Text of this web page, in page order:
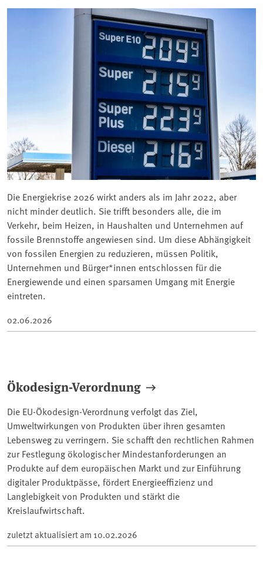
Die Energiekrise 2026 wirkt anders als im Jahr 2022, aber
nicht minder deutlich. Sie trifft besonders alle, die im
Verkehr, beim Heizen, in Haushalten und Unternehmen auf
fossile Brennstoffe angewiesen sind. Um diese Abhängigkeit
von fossilen Energien zu reduzieren, müssen Politik,
Unternehmen und Bürger*innen entschlossen für die
Energiewende und einen sparsamen Umgang mit Energie
eintreten.
02.06.2026
Ökodesign-Verordnung
Die EU-Ökodesign-Verordnung verfolgt das Ziel,
Umweltwirkungen von Produkten über ihren gesamten
Lebensweg zu verringern. Sie schafft den rechtlichen Rahmen
zur Festlegung ökologischer Mindestanforderungen an
Produkte auf dem europäischen Markt und zur Einführung
digitaler Produktpässe, fördert Energieeffizienz und
Langlebigkeit von Produkten und stärkt die
Kreislaufwirtschaft.
zuletzt aktualisiert am 10.02.2026